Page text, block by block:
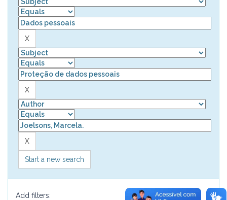
Start a new search
Add filters: